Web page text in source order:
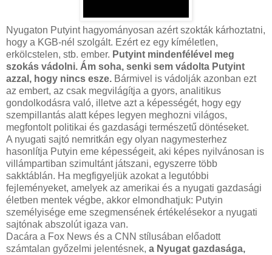
Nyugaton Putyint hagyományosan azért szokták kárhoztatni,
hogy a KGB-nél szolgált. Ezért ez egy kíméletlen,
erkölcstelen, stb. ember. Putyint mindenfélével meg
szokás vádolni. Ám soha, senki sem vádolta Putyint
azzal, hogy nincs esze. Bármivel is vádolják azonban ezt
az embert, az csak megvilágítja a gyors, analitikus
gondolkodásra való, illetve azt a képességét, hogy egy
szempillantás alatt képes legyen meghozni világos,
megfontolt politikai és gazdasági természetű döntéseket.
A nyugati sajtó nemritkán egy olyan nagymesterhez
hasonlítja Putyin eme képességeit, aki képes nyilvánosan is
villámpartiban szimultánt játszani, egyszerre több
sakktáblán. Ha megfigyeljük azokat a legutóbbi
fejleményeket, amelyek az amerikai és a nyugati gazdasági
életben mentek végbe, akkor elmondhatjuk: Putyin
személyisége eme szegmensének értékelésekor a nyugati
sajtónak abszolút igaza van.
Dacára a Fox News és a CNN stílusában előadott
számtalan győzelmi jelentésnek, a Nyugat gazdasága,